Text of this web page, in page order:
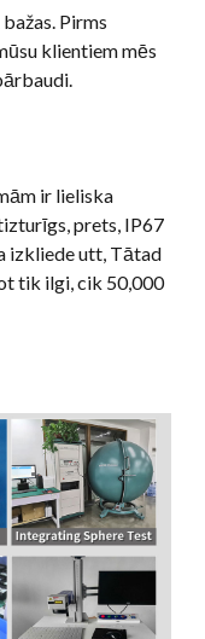
Pirms
klientiem mēs
ir lieliska
prets, IP67
izkliede utt, Tātad
tik ilgi, cik 50,000